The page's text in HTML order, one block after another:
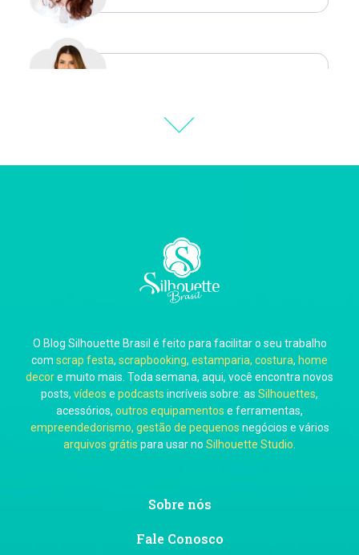
Carla Eschberger
Carol Pessoa
Ju Mirthes
O Blog Silhouette Brasil é feito para facilitar o seu trabalho
com scrap festa, scrapbooking, estamparia, costura, home
decore muito mais. Toda semana, aqui, você encontra novos
posts, vídeos e podcasts incríveis sobre: as Silhouettes,
acessórios, outros equipamentos e ferramentas,
empreendedorismo, gestão de pequenos negócios e vários
arquivos grátis para usar no Silhouette Studio
Sobre nós
Fale Conosco